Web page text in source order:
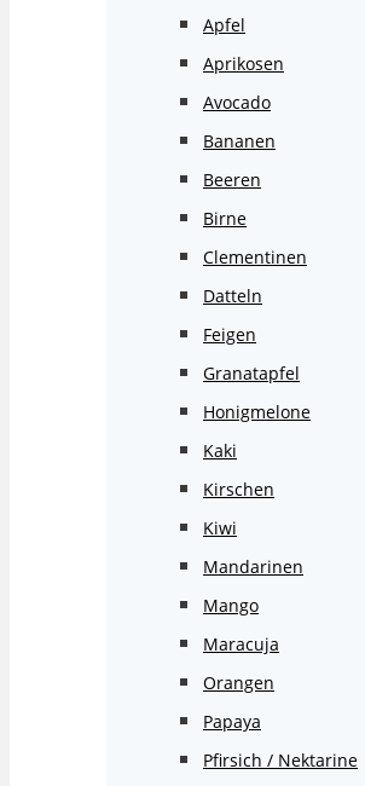
Apfel
Aprikosen
Avocado
Bananen
Beeren
Birne
Clementinen
Datteln
Feigen
Granatapfel
Honigmelone
Kaki
Kirschen
Kiwi
Mandarinen
Mango
Maracuja
Orangen
Papaya
Pfirsich / Nektarine